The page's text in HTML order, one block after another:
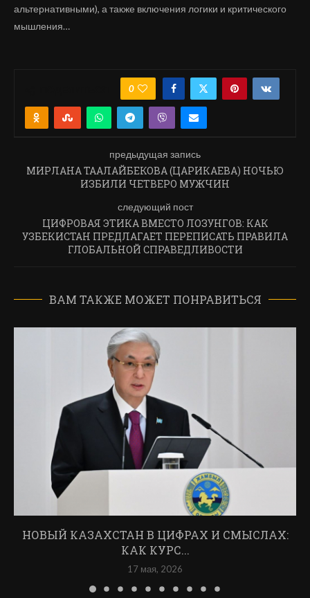
альтернативными), а также включения логики и критического
мышления…
0
предыдущая запись
МИРЛАНА ТААЛАЙБЕКОВА (ЦАРИКАЕВА) НОЧЬЮ
ИЗБИЛИ ЧЕТВЕРО МУЖЧИН
следующий пост
ЦИФРОВАЯ ЭТИКА ВМЕСТО ЛОЗУНГОВ: КАК
УЗБЕКИСТАН ПРЕДЛАГАЕТ ПЕРЕПИСАТЬ ПРАВИЛА
ГЛОБАЛЬНОЙ СПРАВЕДЛИВОСТИ
ВАМ ТАКЖЕ МОЖЕТ ПОНРАВИТЬСЯ
НОВЫЙ КАЗАХСТАН В ЦИФРАХ И СМЫСЛАХ:
КАК КУРС...
17 мая, 2026